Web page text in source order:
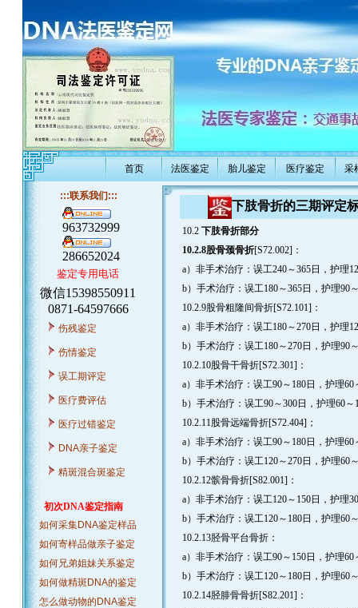
首页 法医鉴定 胎儿鉴定 医疗鉴定 采
:::联系我们:::
963732999
286652024
鉴定专用电话
微信15398550911
0871-64597666
伤残鉴定
伤情鉴定
误工期评定
医疗费评估
医疗过错鉴定
DNA亲子鉴定
精斑混合斑鉴定
初次DNA鉴定指南
如何采集DNA鉴定样品
如何寄样品做亲子鉴定
如何兄弟姐妹关系鉴定
如何做精斑DNA的鉴定
怎么做动物的DNA鉴定
下肢骨折的三期评定
10.2 下肢骨折部分
10.2.8股骨颈骨折[S72.002]：
a）非手术治疗：误工240～365日，护理
b）手术治疗：误工180～365日，护理90
10.2.9股骨粗隆间骨折[S72.101]：
a）非手术治疗：误工180～270日，护理
b）手术治疗：误工180～270日，护理90
10.2.10股骨干骨折[S72.301]：
a）非手术治疗：误工90～180日，护理60
b）手术治疗：误工90～300日，护理60～
10.2.11股骨远端骨折[S72.404]；
a）非手术治疗：误工90～180日，护理60
b）手术治疗：误工120～270日，护理60
10.2.12髌骨骨折[S82.001]：
a）非手术治疗：误工120～150日，护理
b）手术治疗：误工120～180日，护理60
10.2.13胫骨平台骨折：
a）非手术治疗：误工90～150日，护理60
b）手术治疗：误工120～180日，护理60
10.2.14胫腓骨骨折[S82.201]：